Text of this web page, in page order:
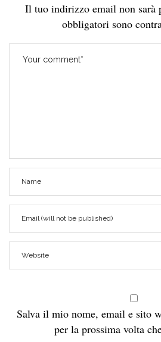
Il tuo indirizzo email non sarà
obbligatori sono
Salva il mio nome, email e sito
per la prossima volta